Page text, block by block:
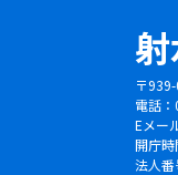
〒
電話：
Eメー
開庁
法人